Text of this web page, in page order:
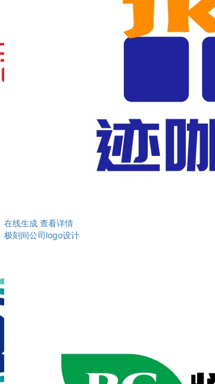
在线生成 查看详情
极刻间公司logo设计